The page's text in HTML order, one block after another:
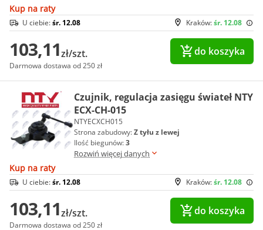
Kup na raty
Kraków:śr. 12.08
U ciebie:śr. 12.08
103,11zł/szt.
Darmowa dostawa od 250 zł
do koszyka
Czujnik, regulacja zasięgu świateł NTY
ECX-CH-015
NTYECXCH015
Strona zabudowy:Z tyłu z lewej
Ilość biegunów:3
Rozwiń więcej danych
Kup na raty
Kraków:śr. 12.08
U ciebie:śr. 12.08
103,11zł/szt.
Darmowa dostawa od 250 zł
do koszyka